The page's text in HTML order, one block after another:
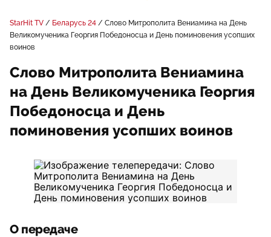
StarHit TV Беларусь 24
Слово Митрополита Вениамина на День
Великомученика Георгия Победоносца и День поминовения усопших
воинов
Слово Митрополита Вениамина
на День Великомученика Георгия
Победоносца и День
поминовения усопших воинов
О передаче